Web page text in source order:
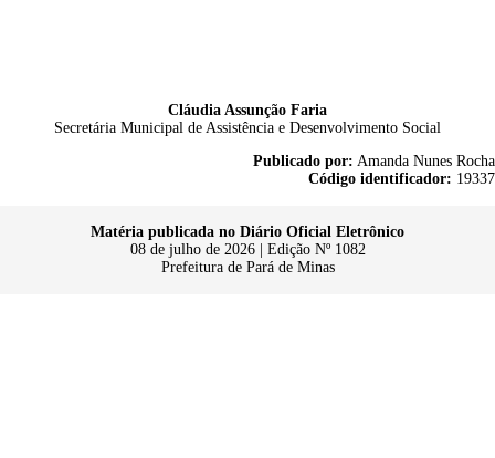
Cláudia Assunção Faria
Secretária Municipal de Assistência e Desenvolvimento Social
Publicado por: Amanda Nunes Rocha
Código identificador: 19337
Matéria publicada no Diário Oficial Eletrônico
08 de julho de 2026 | Edição Nº 1082
Prefeitura de Pará de Minas